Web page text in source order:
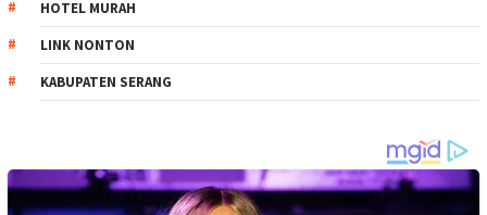
HOTEL MURAH
LINK NONTON
KABUPATEN SERANG